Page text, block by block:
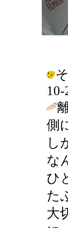
側
し
な
ひ
た
大